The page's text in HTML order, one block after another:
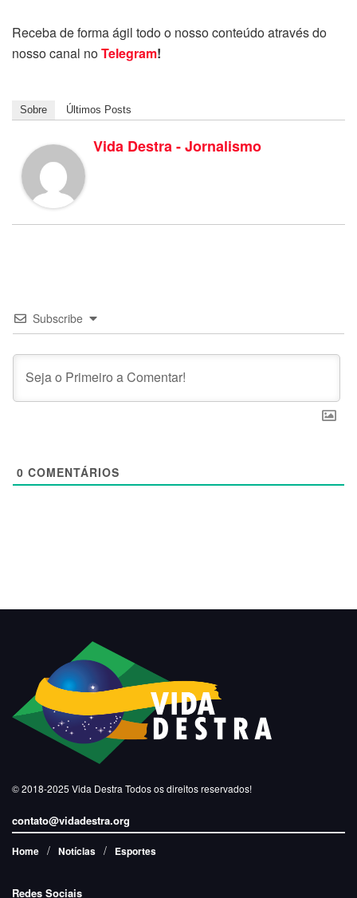
Receba de forma ágil todo o nosso conteúdo através do
nosso canal noTelegram!
Sobre Últimos Posts
Vida Destra - Jornalismo
Subscribe
0 COMENTÁRIOS
© 2018-2025 Vida Destra Todos os direitos reservados!
contato@vidadestra.org
Home Notícias Esportes
Redes Sociais